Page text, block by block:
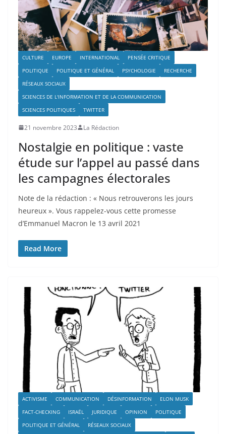
CULTURE EUROPE INTERNATIONAL
PENSÉE CRITIQUE
POLITIQUE
POLITIQUE ET GÉNÉRAL PSYCHOLOGIE
RECHERCHE
RÉSEAUX SOCIAUX
SCIENCES DE L'INFORMATION ET DE LA COMMUNICATION
SCIENCES POLITIQUES
TWITTER
21 novembre 2023 La Rédaction
Nostalgie en politique : vaste
étude sur l’appel au passé dans
les campagnes électorales
Note de la rédaction : « Nous retrouverons les jours
heureux ». Vous rappelez-vous cette promesse
d’Emmanuel Macron le 13 avril 2021
Read More
ACTIVISME COMMUNICATION DÉSINFORMATION
ELON MUSK
FACT-CHECKING
ISRAËL JURIDIQUE OPINION
POLITIQUE
POLITIQUE ET GÉNÉRAL
RÉSEAUX SOCIAUX